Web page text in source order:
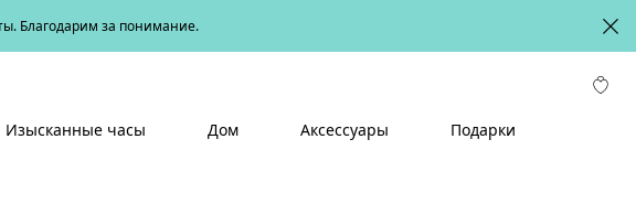
Благодарим за понимание.
Изысканные часы Дом Аксессуары Подарки